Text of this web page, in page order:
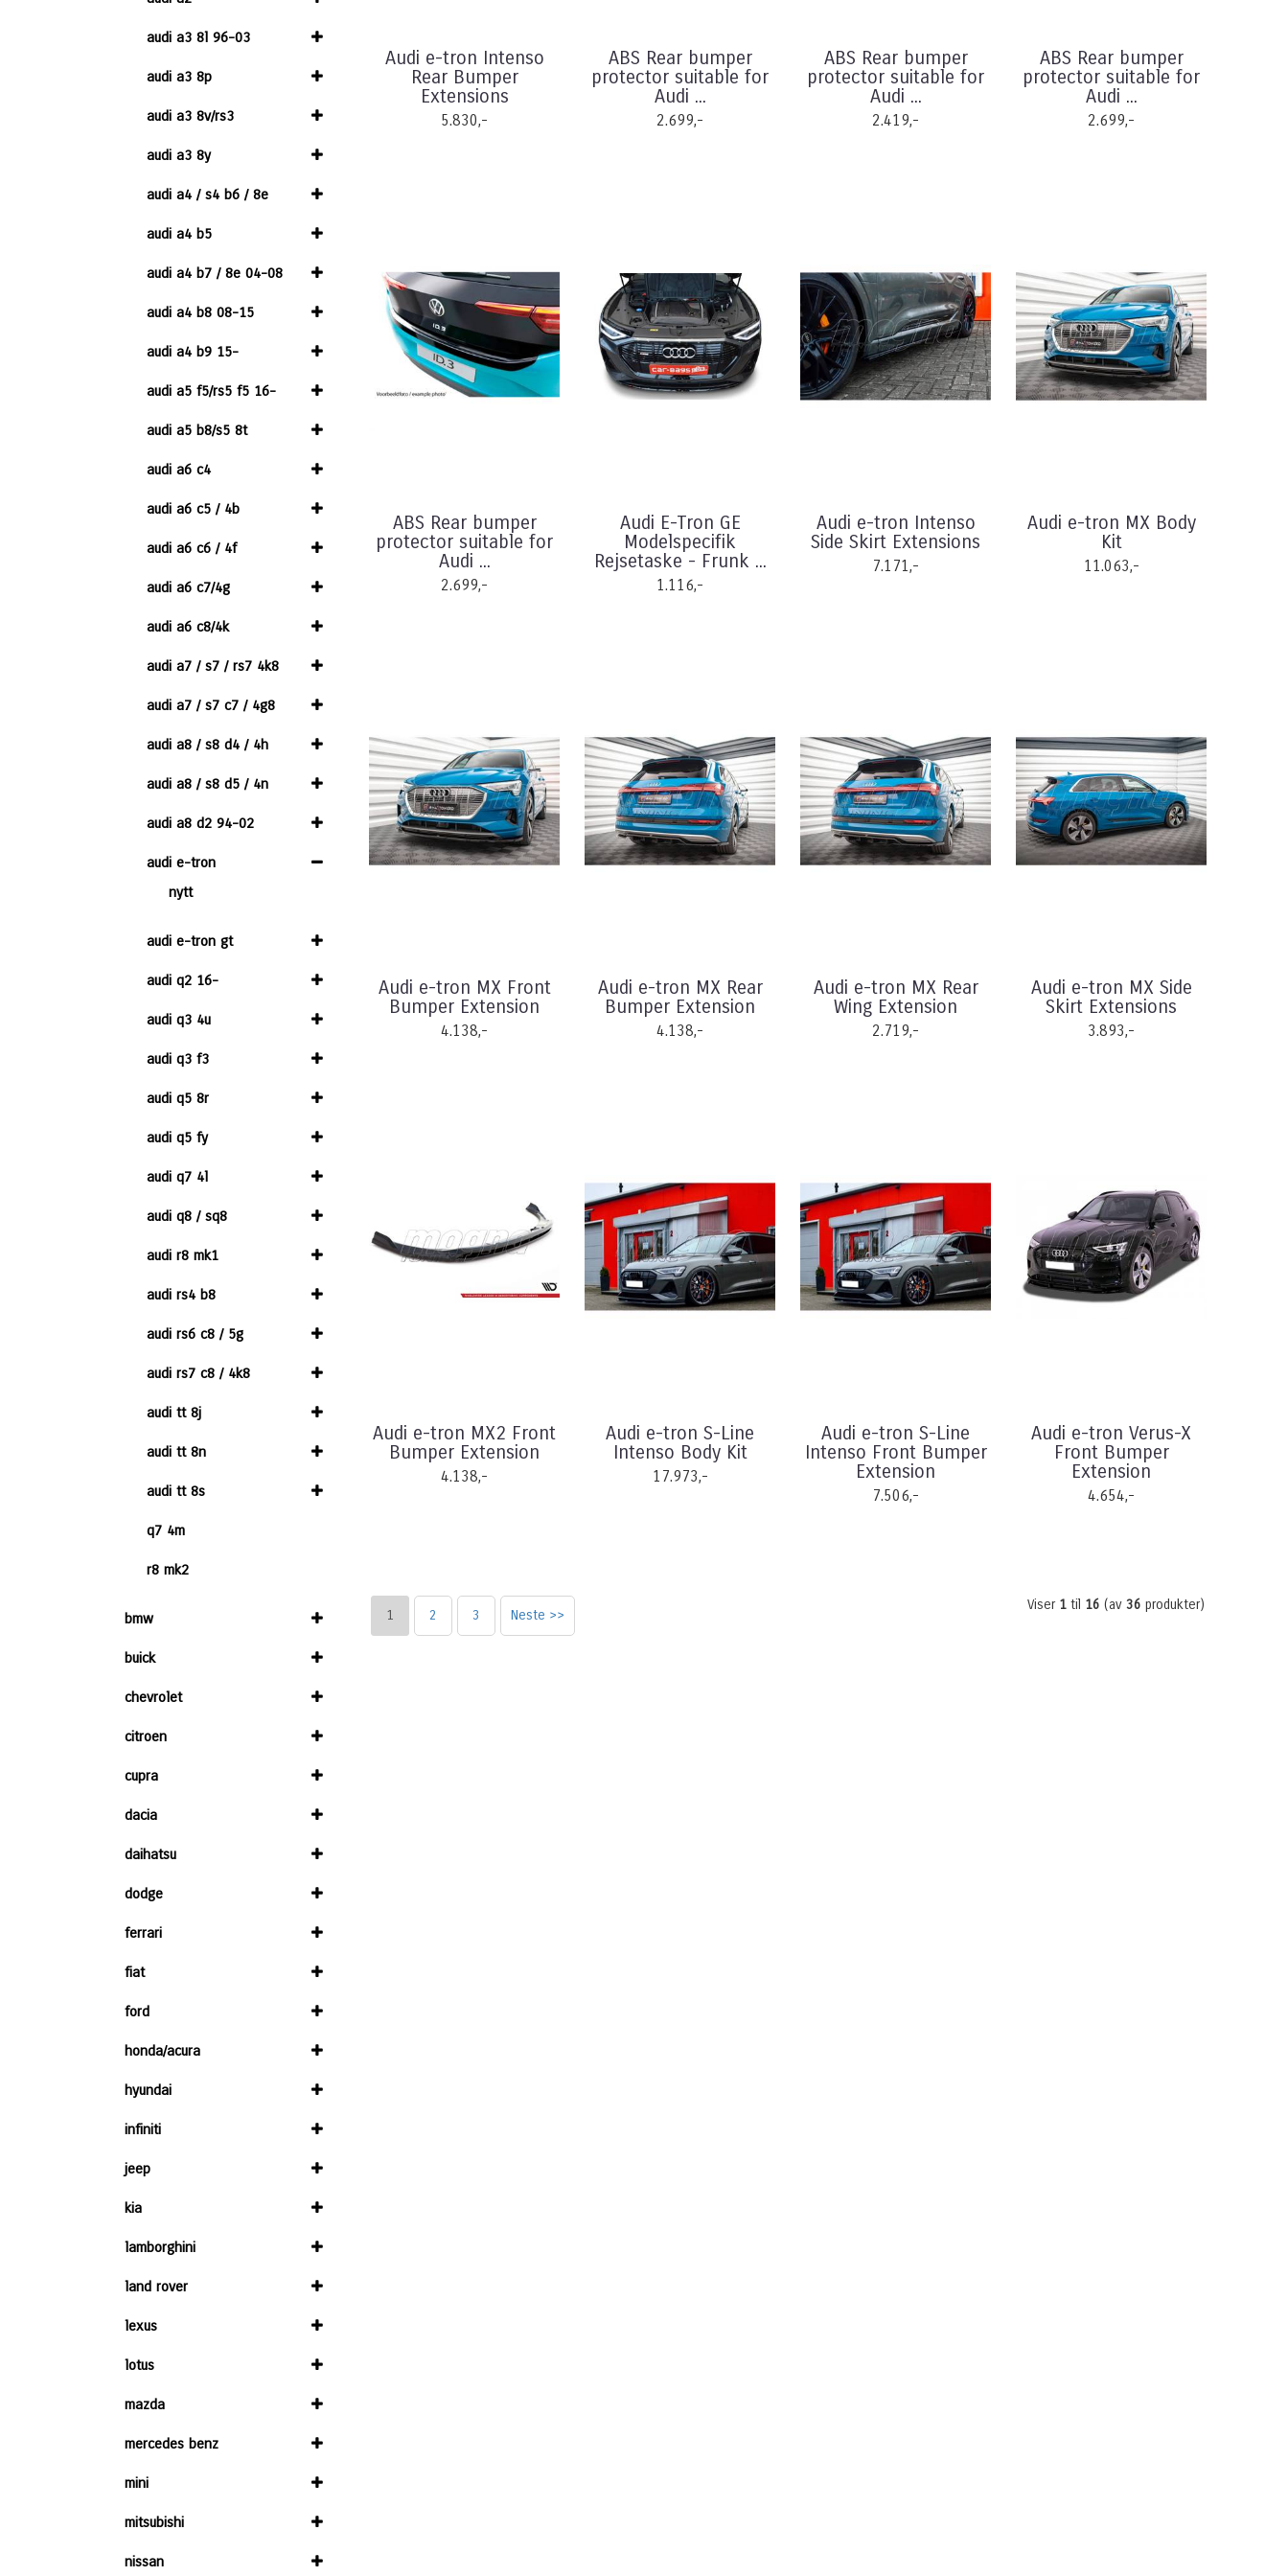
audi a3 8l 96-03
audi a3 8p
audi a3 8v/rs3
audi a3 8y
audi a4 / s4 b6 / 8e
audi a4 b5
audi a4 b7 / 8e 04-08
audi a4 b8 08-15
audi a4 b9 15-
audi a5 f5/rs5 f5 16-
audi a5 b8/s5 8t
audi a6 c4
audi a6 c5 / 4b
audi a6 c6 / 4f
audi a6 c7/4g
audi a6 c8/4k
audi a7 / s7 / rs7 4k8
audi a7 / s7 c7 / 4g8
audi a8 / s8 d4 / 4h
audi a8 / s8 d5 / 4n
audi a8 d2 94-02
audi e-tron
nytt
audi e-tron gt
audi q2 16-
audi q3 4u
audi q3 f3
audi q5 8r
audi q5 fy
audi q7 4l
audi q8 / sq8
audi r8 mk1
audi rs4 b8
audi rs6 c8 / 5g
audi rs7 c8 / 4k8
audi tt 8j
audi tt 8n
audi tt 8s
q7 4m
r8 mk2
bmw
buick
chevrolet
citroen
cupra
dacia
daihatsu
dodge
ferrari
fiat
ford
honda/acura
hyundai
infiniti
jeep
kia
lamborghini
land rover
lexus
lotus
mazda
mercedes benz
mini
mitsubishi
nissan
Audi e-tron Intenso
Rear Bumper
Extensions
5.830,-
ABS Rear bumper
protector suitable for
Audi ...
2.699,-
ABS Rear bumper
protector suitable for
Audi ...
2.419,-
ABS Rear bumper
protector suitable for
Audi ...
2.699,-
ABS Rear bumper
protector suitable for
Audi ...
2.699,-
Audi E-Tron GE
Modelspecifik
Rejsetaske - Frunk ...
1.116,-
Audi e-tron Intenso
Side Skirt Extensions
7.171,-
Audi e-tron MX Body
Kit
11.063,-
Audi e-tron MX Front
Bumper Extension
4.138,-
Audi e-tron MX Rear
Bumper Extension
4.138,-
Audi e-tron MX Rear
Wing Extension
2.719,-
Audi e-tron MX Side
Skirt Extensions
3.893,-
Audi e-tron MX2 Front
Bumper Extension
4.138,-
Audi e-tron S-Line
Intenso Body Kit
17.973,-
Audi e-tron S-Line
Intenso Front Bumper
Extension
7.506,-
Audi e-tron Verus-X
Front Bumper
Extension
4.654,-
1 2 3 Neste >>
Viser 1 til 16 (av 36 produkter)